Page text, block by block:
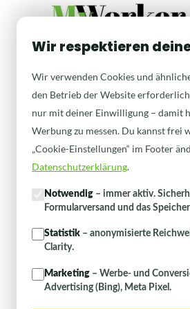
Wir respektieren
Wir verwenden Cookies und
den Betrieb der Website
nur mit deiner Einwilligung – damit
Werbung zu messen. Du kannst frei
„Cookie-Einstellungen“ im Footer
Datenschutzerklärung.
Notwendig – immer aktiv.
Formularversand und das
Statistik – anonymisierte
Clarity.
Marketing – Werbe- und
Advertising (Bing), Meta Pixel.